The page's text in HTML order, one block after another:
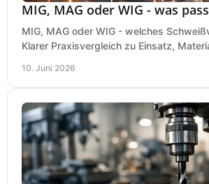
MIG, MAG oder WIG - was
MIG, MAG oder WIG - welches
Klarer Praxisvergleich zu Einsatz,
10. Juni 2026